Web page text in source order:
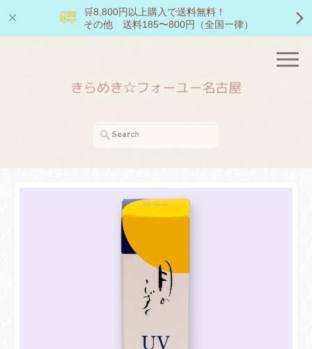
🛒8,800円以上購入で送料無料！
その他 送料185〜800円（全国一律）